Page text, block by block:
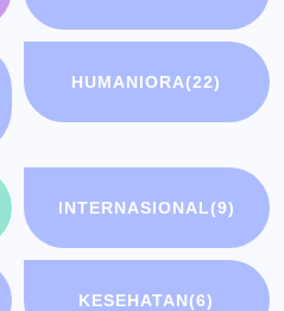
HUMANIORA(22)
INTERNASIONAL(9)
KESEHATAN(6)